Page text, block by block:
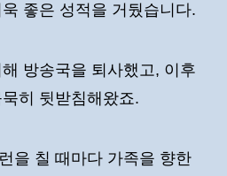
좋은 성적을 거뒀습니다.
방송국을 퇴사했고, 이후
히 뒷받침해왔죠.
을 칠 때마다 가족을 향한